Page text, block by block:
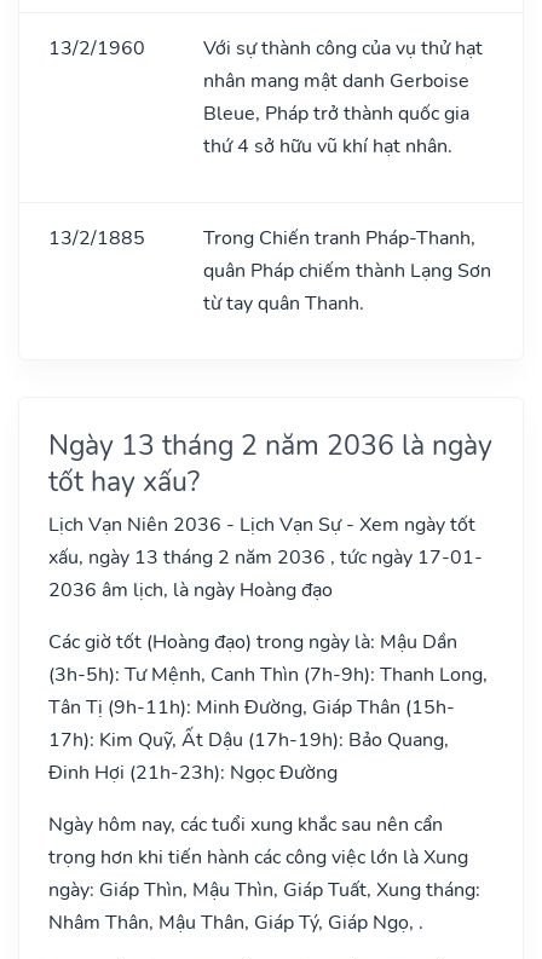
13/2/1960
Với sự thành công của vụ thử hạt
nhân mang mật danh Gerboise
Bleue, Pháp trở thành quốc gia
thứ 4 sở hữu vũ khí hạt nhân.
13/2/1885
Trong Chiến tranh Pháp-Thanh,
quân Pháp chiếm thành Lạng Sơn
từ tay quân Thanh.
Ngày 13 tháng 2 năm 2036 là ngày
tốt hay xấu?
Lịch Vạn Niên 2036 - Lịch Vạn Sự - Xem ngày tốt
xấu, ngày 13 tháng 2 năm 2036 , tức ngày 17-01-
2036 âm lịch, là ngày Hoàng đạo
Các giờ tốt (Hoàng đạo) trong ngày là: Mậu Dần
(3h-5h): Tư Mệnh, Canh Thìn (7h-9h): Thanh Long,
Tân Tị (9h-11h): Minh Đường, Giáp Thân (15h-
17h): Kim Quỹ, Ất Dậu (17h-19h): Bảo Quang,
Đinh Hợi (21h-23h): Ngọc Đường
Ngày hôm nay, các tuổi xung khắc sau nên cẩn
trọng hơn khi tiến hành các công việc lớn là Xung
ngày: Giáp Thìn, Mậu Thìn, Giáp Tuất, Xung tháng:
Nhâm Thân, Mậu Thân, Giáp Tý, Giáp Ngọ, .